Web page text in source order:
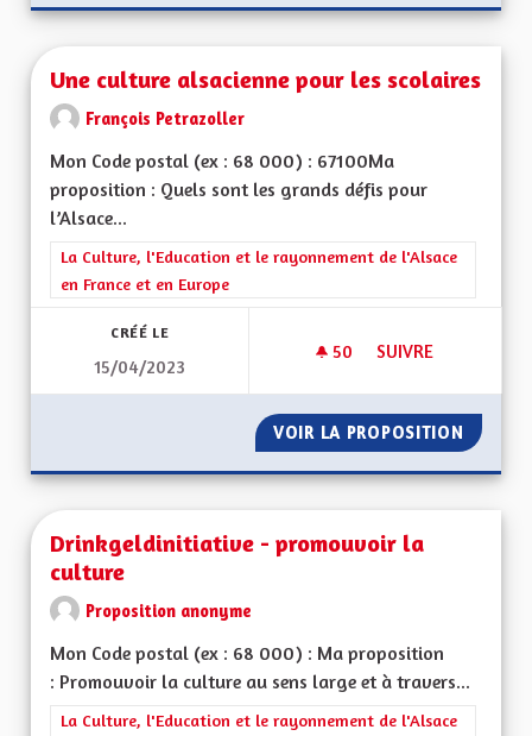
Une culture alsacienne pour les scolaires
François Petrazoller
Mon Code postal (ex : 68 000) : 67100Ma
proposition : Quels sont les grands défis pour
l’Alsace...
Filtrer les résultats de la catégorie : La Culture, l'Education et
La Culture, l'Education et le rayonnement de l'Alsace
en France et en Europe
CRÉÉ LE
15/04/2023
50 50 ABONNÉS
SUIVRE
VOIR LA PROPOSITION UNE
Drinkgeldinitiative - promouvoir la
culture
Proposition anonyme
Mon Code postal (ex : 68 000) : Ma proposition
: Promouvoir la culture au sens large et à travers...
Filtrer les résultats de la catégorie : La Culture, l'Education et
La Culture, l'Education et le rayonnement de l'Alsace